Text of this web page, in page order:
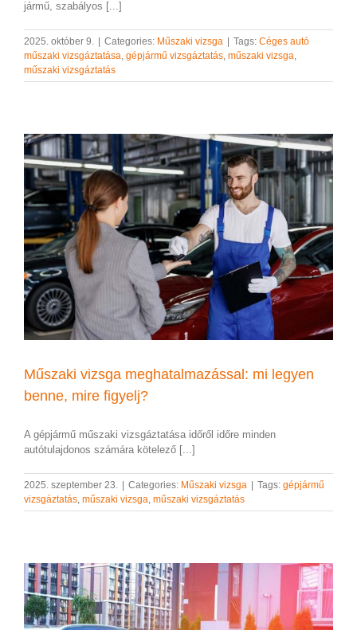
jármű, szabályos [...]
2025. október 9. Categories: Műszaki vizsga Tags: Céges autó
műszaki vizsgáztatása, gépjármű vizsgáztatás, műszaki vizsga,
műszaki vizsgáztatás
Műszaki vizsga meghatalmazással: mi legyen
benne, mire figyelj?
A gépjármű műszaki vizsgáztatása időről időre minden
autótulajdonos számára kötelező [...]
2025. szeptember 23. | Categories: Műszaki vizsga | Tags: gépjármű
vizsgáztatás, műszaki vizsga, műszaki vizsgáztatás